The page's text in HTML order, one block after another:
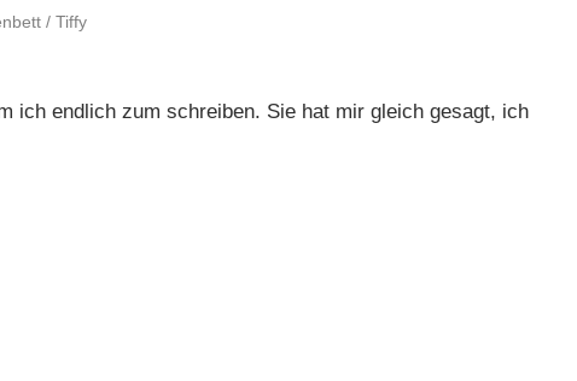
/ Tiffy
ich endlich zum schreiben. Sie hat mir gleich gesagt, ich